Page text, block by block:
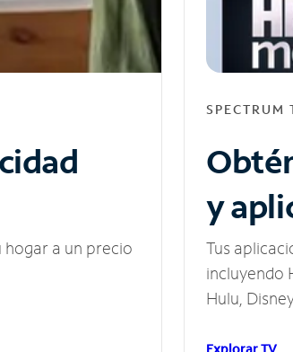
a un precio
SPECTRUM
y
Tus
incluyendo
Hulu,